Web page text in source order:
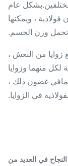
عام
فولاذية ، ويمكنها
تحمل وزن الجسم.
زوايا من النعش ،
لكل منهما وزوايا
غضون ذلك ،
في الزوايا.
في العديد من